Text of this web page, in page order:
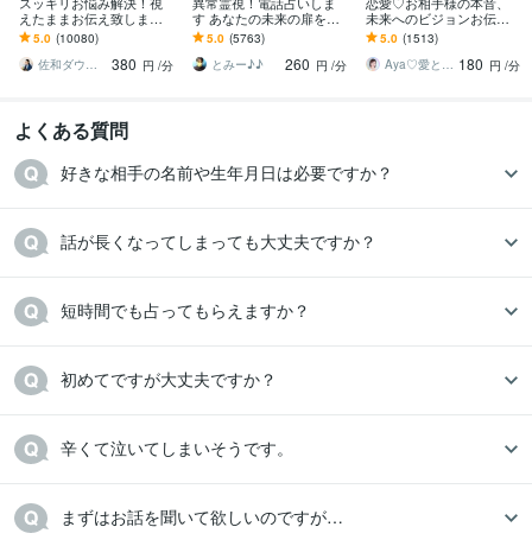
えたままお伝え致します
恋愛、結婚、人間関係、
仕事、人生、ペットの気
持ち等◎祈願付き
5.0 (10080)
佐和ダウジング＆スピリットメンター
380 円 /分
す あなたの未来の扉を開
けます(^^)
5.0 (5763)
とみー♪♪
260 円 /分
未来へのビジョンお伝え
します どんな関係でも細
密にお伝えします✨ツイン
レイ ソウルメイト
5.0 (1513)
Aya♡愛と光のスピリチュアルガイド 180 円 /分
よくある質問
好きな相手の名前や生年月日は必要ですか？
話が長くなってしまっても大丈夫ですか？
短時間でも占ってもらえますか？
初めてですが大丈夫ですか？
辛くて泣いてしまいそうです。
まずはお話を聞いて欲しいのですが…